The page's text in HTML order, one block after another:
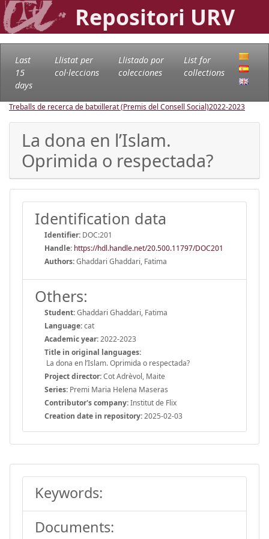
Repositori URV
Last
15
days
Llistat per
col·leccions
Llistado por
colecciones
List for
collections
Treballs de recerca de batxillerat (Premis del Consell Social)2022-2023
La dona en l’Islam.
Oprimida o respectada?
Identification data
Identifier: DOC:201
Handle: https://hdl.handle.net/20.500.11797/DOC201
Authors:Ghaddari Ghaddari, Fatima
Others:
Student:Ghaddari Ghaddari, Fatima
Language:cat
Academic year:2022-2023
Title in original languages:
La dona en l’Islam. Oprimida o respectada?
Project director:Cot Adrèvol, Maite
Series: Premi Maria Helena Maseras
Contributor's company:Institut de Flix
Creation date in repository:2025-02-03
Keywords:
Documents: